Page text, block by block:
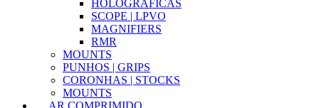
HOLOGRÁFICAS
SCOPE | LPVO
MAGNIFIERS
RMR
MOUNTS
PUNHOS | GRIPS
CORONHAS | STOCKS
MOUNTS
AR COMPRIMIDO